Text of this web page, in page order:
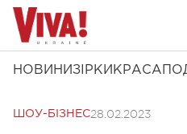
НОВИНИ ЗІРКИ КРАСА
ШОУ-БІЗНЕС28.02.2023